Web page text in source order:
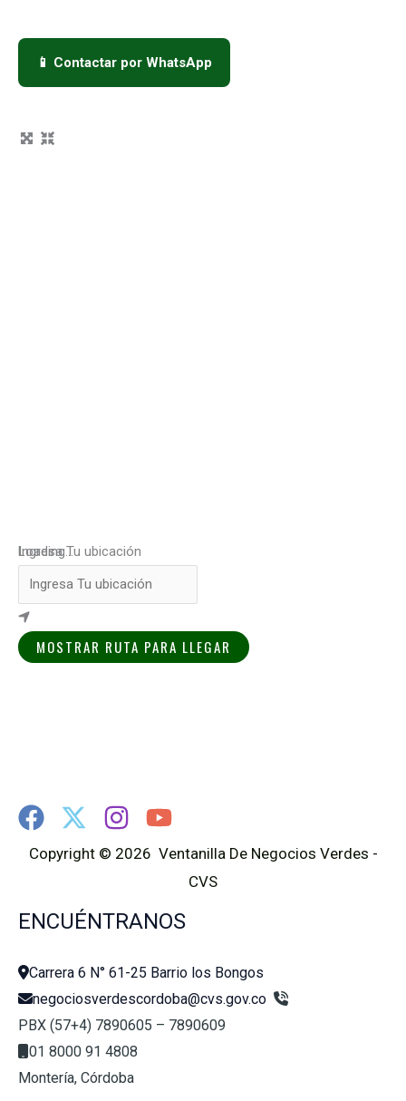
📱 Contactar por WhatsApp
Loading...
Ingresa Tu ubicación
MOSTRAR RUTA PARA LLEGAR
Copyright © 2026 Ventanilla De Negocios Verdes -
CVS
ENCUÉNTRANOS
Carrera 6 N° 61-25 Barrio los Bongos
negociosverdescordoba@cvs.gov.co
PBX (57+4) 7890605 – 7890609
01 8000 91 4808
Montería, Córdoba